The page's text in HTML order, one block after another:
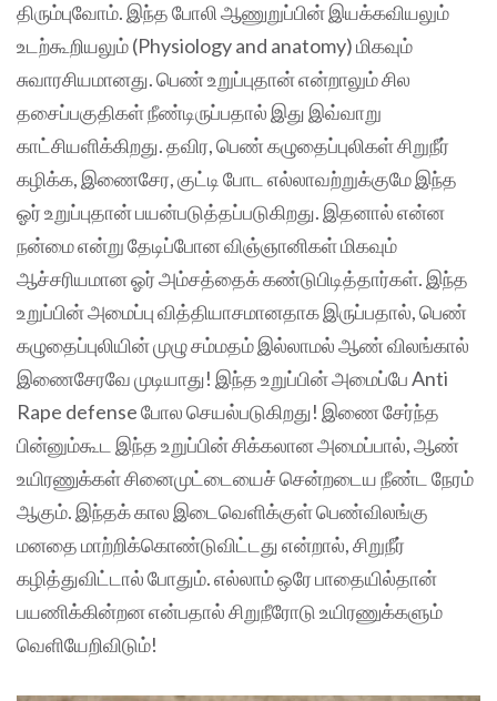
திரும்புவோம். இந்த போலி ஆணுறுப்பின் இயக்கவியலும்
உடற்கூறியலும் (Physiology and anatomy) மிகவும்
சுவாரசியமானது. பெண் உறுப்புதான் என்றாலும் சில
தசைப்பகுதிகள் நீண்டிருப்பதால் இது இவ்வாறு
காட்சியளிக்கிறது. தவிர, பெண் கழுதைப்புலிகள் சிறுநீர்
கழிக்க, இணைசேர, குட்டி போட எல்லாவற்றுக்குமே இந்த
ஓர் உறுப்புதான் பயன்படுத்தப்படுகிறது. இதனால் என்ன
நன்மை என்று தேடிப்போன விஞ்ஞானிகள் மிகவும்
ஆச்சரியமான ஓர் அம்சத்தைக் கண்டுபிடித்தார்கள். இந்த
உறுப்பின் அமைப்பு வித்தியாசமானதாக இருப்பதால், பெண்
கழுதைப்புலியின் முழு சம்மதம் இல்லாமல் ஆண் விலங்கால்
இணைசேரவே முடியாது! இந்த உறுப்பின் அமைப்பே Anti
Rape defense போல செயல்படுகிறது! இணை சேர்ந்த
பின்னும்கூட இந்த உறுப்பின் சிக்கலான அமைப்பால், ஆண்
உயிரணுக்கள் சினைமுட்டையைச் சென்றடைய நீண்ட நேரம்
ஆகும். இந்தக் கால இடைவெளிக்குள் பெண்விலங்கு
மனதை மாற்றிக்கொண்டுவிட்டது என்றால், சிறுநீர்
கழித்துவிட்டால் போதும். எல்லாம் ஒரே பாதையில்தான்
பயணிக்கின்றன என்பதால் சிறுநீரோடு உயிரணுக்களும்
வெளியேறிவிடும்!